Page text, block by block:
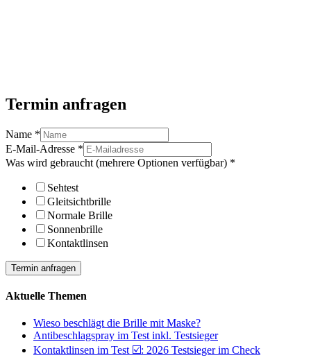
Termin anfragen
Name *
E-Mail-Adresse *
Was wird gebraucht (mehrere Optionen verfügbar) *
Sehtest
Gleitsichtbrille
Normale Brille
Sonnenbrille
Kontaktlinsen
Termin anfragen
Aktuelle Themen
Wieso beschlägt die Brille mit Maske?
Antibeschlagspray im Test inkl. Testsieger
Kontaktlinsen im Test ☑️: 2026 Testsieger im Check